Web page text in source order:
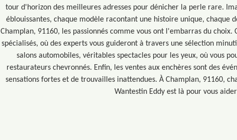
tour d'horizon des meilleures adresses pour dénicher la perle rare.
éblouissantes, chaque modèle racontant une histoire unique, chaque
Champlan, 91160, les passionnés comme vous ont l'embarras du choix.
spécialisés, où des experts vous guideront à travers une sélection
salons automobiles, véritables spectacles pour les yeux, où vous
restaurateurs chevronnés. Enfin, les ventes aux enchères sont des
sensations fortes et de trouvailles inattendues. À Champlan, 91160,
Wantestin Eddy est là pour vous